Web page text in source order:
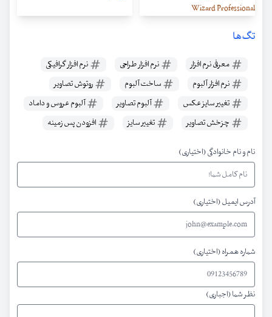
Wizard Professional
تگ‌ها
معرفی نرم افزار نرم افزار طراحی
نرم افزار گرافیکی
نرم افزار آلبوم
ساخت آلبوم
روتوش تصاویر
تغییر سایز عکس
آلبوم تصاویر
آلبوم عروس و داماد
چزخش تصاویر
تغییر سایز افزودن پس زمینه
نام و نام خانوادگی (اختیاری)
آدرس ایمیل (اختیاری)
شماره همراه (اختیاری)
نظر شما (اجباری)